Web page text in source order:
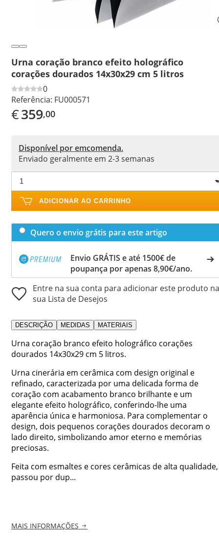
Urna coração branco efeito holográfico
corações dourados 14x30x29 cm 5 litros
0
Referência: FU000571
€359,00
Disponível por emcomenda.
Enviado geralmente em 2-3 semanas
ADICIONAR AO CARRINHO
Quero o envio grátis para este artigo
Envio GRÁTIS e até 1500€ de
poupança por apenas 8,90€/ano.
Entre na sua conta para adicionar este produto na
sua Lista de Desejos
DESCRIÇÃO MEDIDAS MATERIAIS
Urna coração branco efeito holográfico corações
dourados 14x30x29 cm 5 litros.
Urna cinerária em cerâmica com design original e
refinado, caracterizada por uma delicada forma de
coração com acabamento branco brilhante e um
elegante efeito holográfico, conferindo-lhe uma
aparência única e harmoniosa. Para complementar o
design, dois pequenos corações dourados decoram o
lado direito, simbolizando amor eterno e memórias
preciosas.
Feita com esmaltes e cores cerâmicas de alta qualidade,
passou por dup...
MAIS INFORMAÇÕES